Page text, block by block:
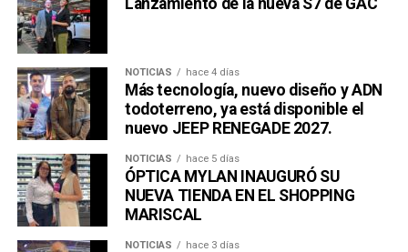
NOTICIAS hace 4 días
Más tecnología, nuevo diseño y ADN
todoterreno, ya está disponible el
nuevo JEEP RENEGADE 2027.
NOTICIAS hace 5 días
ÓPTICA MYLAN INAUGURÓ SU
NUEVA TIENDA EN EL SHOPPING
MARISCAL
NOTICIAS hace 3 días